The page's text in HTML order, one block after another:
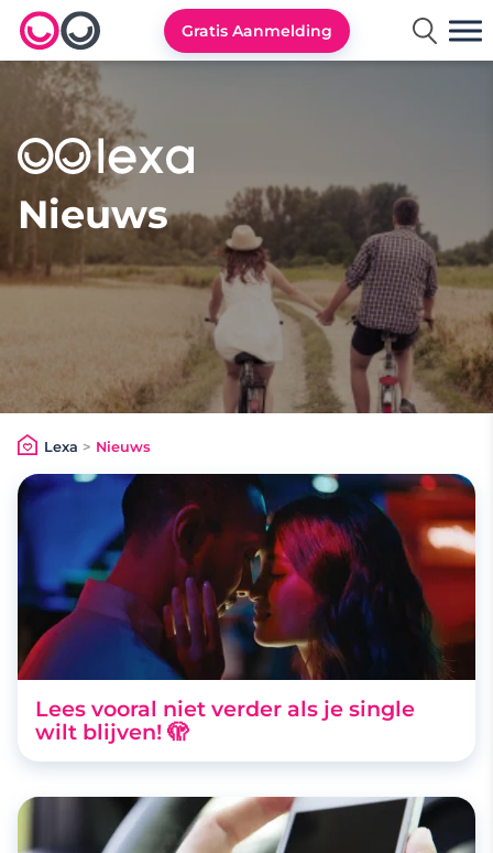
Lexa logo
Gratis Aanmelding
Nieuws
Lexa > Nieuws
Lees vooral niet verder als je single
wilt blijven! 🫣